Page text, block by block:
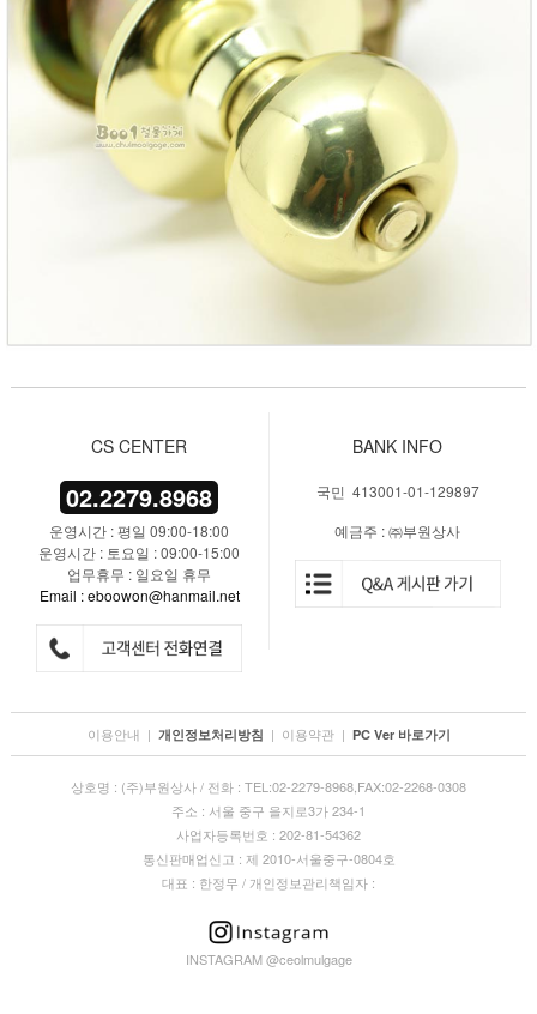
CS CENTER
02.2279.8968
운영시간 : 평일 09:00-18:00
운영시간 : 토요일 : 09:00-15:00
업무휴무 : 일요일 휴무
Email : eboowon@hanmail.net
BANK INFO
국민 413001-01-129897
예금주 : ㈜부원상사
이용안내 | 개인정보처리방침 | 이용약관 | PC Ver 바로가기
상호명 : (주)부원상사 / 전화 : TEL:02-2279-8968,FAX:02-2268-0308
주소 : 서울 중구 을지로3가 234-1
사업자등록번호 : 202-81-54362
통신판매업신고 : 제 2010-서울중구-0804호
대표 : 한정무 / 개인정보관리책임자 :
INSTAGRAM @ceolmulgage